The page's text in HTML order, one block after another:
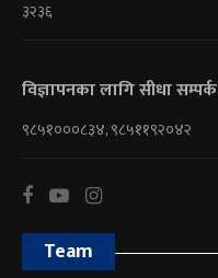
३२३६
विज्ञापनका लागि सीधा सम्पर्क
९८५१०००८३४, ९८५११९२०४२
Team